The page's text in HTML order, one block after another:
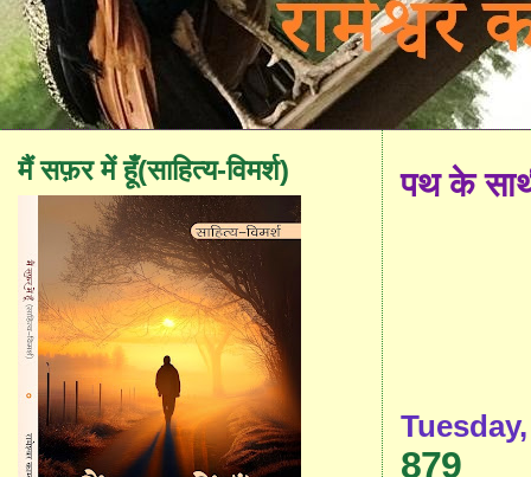
पथ के
879
मैं सफ़र में हूँ(साहित्य-विमर्श)